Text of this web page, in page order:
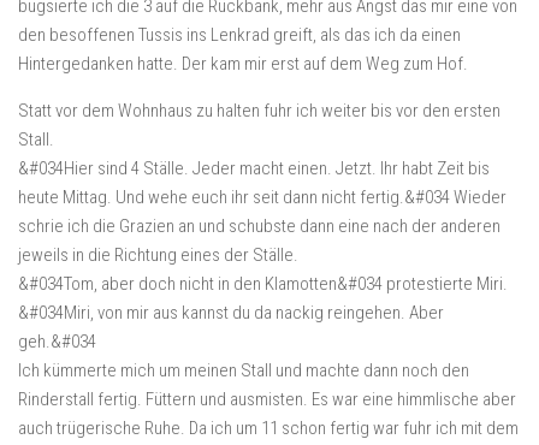
bugsierte ich die 3 auf die Rückbank, mehr aus Angst das mir eine von
den besoffenen Tussis ins Lenkrad greift, als das ich da einen
Hintergedanken hatte. Der kam mir erst auf dem Weg zum Hof.
Statt vor dem Wohnhaus zu halten fuhr ich weiter bis vor den ersten
Stall.
&#034Hier sind 4 Ställe. Jeder macht einen. Jetzt. Ihr habt Zeit bis
heute Mittag. Und wehe euch ihr seit dann nicht fertig.&#034 Wieder
schrie ich die Grazien an und schubste dann eine nach der anderen
jeweils in die Richtung eines der Ställe.
&#034Tom, aber doch nicht in den Klamotten&#034 protestierte Miri.
&#034Miri, von mir aus kannst du da nackig reingehen. Aber
geh.&#034
Ich kümmerte mich um meinen Stall und machte dann noch den
Rinderstall fertig. Füttern und ausmisten. Es war eine himmlische aber
auch trügerische Ruhe. Da ich um 11 schon fertig war fuhr ich mit dem